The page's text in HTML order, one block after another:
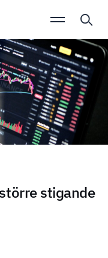
stigande